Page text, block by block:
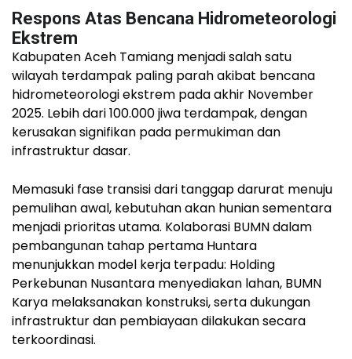
Respons Atas Bencana Hidrometeorologi
Ekstrem
Kabupaten Aceh Tamiang menjadi salah satu
wilayah terdampak paling parah akibat bencana
hidrometeorologi ekstrem pada akhir November
2025. Lebih dari 100.000 jiwa terdampak, dengan
kerusakan signifikan pada permukiman dan
infrastruktur dasar.
Memasuki fase transisi dari tanggap darurat menuju
pemulihan awal, kebutuhan akan hunian sementara
menjadi prioritas utama. Kolaborasi BUMN dalam
pembangunan tahap pertama Huntara
menunjukkan model kerja terpadu: Holding
Perkebunan Nusantara menyediakan lahan, BUMN
Karya melaksanakan konstruksi, serta dukungan
infrastruktur dan pembiayaan dilakukan secara
terkoordinasi.